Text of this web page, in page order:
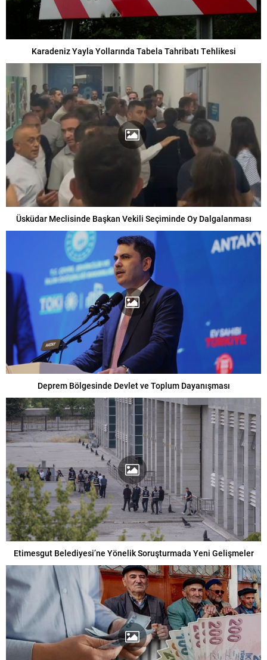
Karadeniz Yayla Yollarında Tabela Tahribatı Tehlikesi
Üsküdar Meclisinde Başkan Vekili Seçiminde Oy Dalgalanması
Deprem Bölgesinde Devlet ve Toplum Dayanışması
Etimesgut Belediyesi’ne Yönelik Soruşturmada Yeni Gelişmeler